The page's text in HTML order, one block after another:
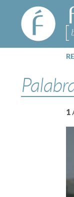
FundéuRAE
- Fundación
del Español
Urgente
Buscar
1